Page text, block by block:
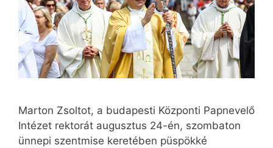
Marton Zsoltot, a budapesti Központi Papnevelő
Intézet rektorát augusztus 24-én, szombaton
ünnepi szentmise keretében püspökké